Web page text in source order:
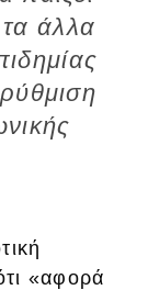
άλλα
«αφορά